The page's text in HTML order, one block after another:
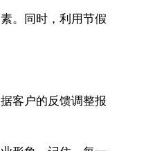
。同时，利用节假
客户的反馈调整报